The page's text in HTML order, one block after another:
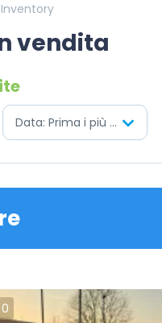
Inventory
vendita
Data: Prima i più nuovi
0